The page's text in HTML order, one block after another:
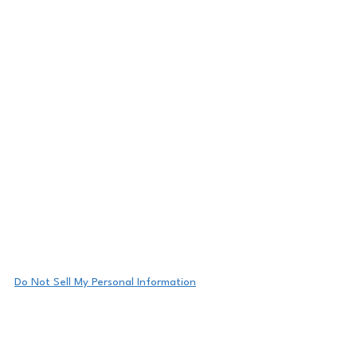
Do Not Sell My Personal Information